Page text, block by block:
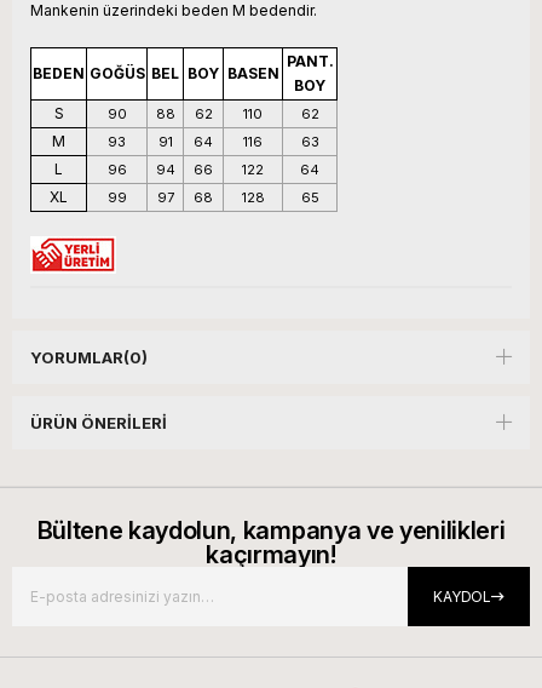
Mankenin üzerindeki beden M bedendir.
BEDEN GOĞÜS BEL BOY BASEN
PANT.
BOY
S
90 88 62 110 62
M 93 91 64 116 63
L 96 94 66 122 64
XL 99 97 68 128 65
YORUMLAR(0)
ÜRÜN ÖNERILERI
Bültene kaydolun, kampanya ve yenilikleri
kaçırmayın!
KAYDOL